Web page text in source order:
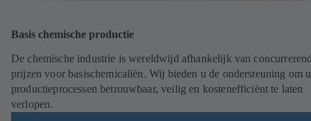
Basis chemische productie
De chemische industrie is wereldwijd afhankelijk van
prijzen voor basischemicaliën. Wij bieden u de ondersteuning om
productieprocessen betrouwbaar, veilig en kostenefficiënt te laten
verlopen.